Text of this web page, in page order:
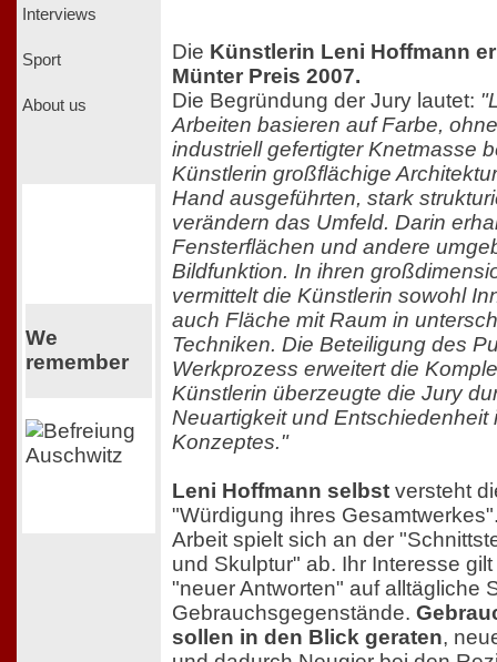
Interviews
Sport
About us
We
remember
Die Künstlerin Leni Hoffmann
Münter Preis 2007.
Die Begründung der Jury lautet:
Arbeiten basieren auf Farbe,
industriell gefertigter Knetmasse
Künstlerin großflächige
Hand ausgeführten, stark
verändern das Umfeld. Darin
Fensterflächen und andere
Bildfunktion. In ihren
vermittelt die Künstlerin sowohl
auch Fläche mit Raum in
Techniken. Die Beteiligung des
Werkprozess erweitert die
Künstlerin überzeugte die Jury
Neuartigkeit und Entschiedenheit
Konzeptes."
Leni Hoffmann selbst versteht
"Würdigung ihres
Arbeit spielt sich an der
und Skulptur" ab. Ihr Interesse
"neuer Antworten" auf alltägliche
Gebrauchsgegenstände.
sollen in den Blick geraten,